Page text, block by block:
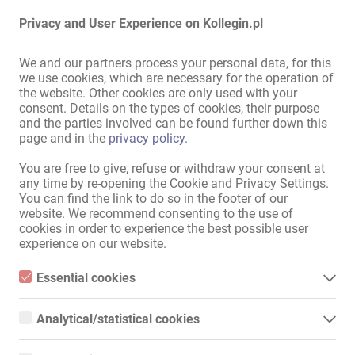
Privacy and User Experience on Kollegin.pl
We and our partners process your personal data, for this
we use cookies, which are necessary for the operation of
the website. Other cookies are only used with your
consent. Details on the types of cookies, their purpose
and the parties involved can be found further down this
page and in the privacy policy.
You are free to give, refuse or withdraw your consent at
any time by re-opening the Cookie and Privacy Settings.
You can find the link to do so in the footer of our
website. We recommend consenting to the use of
cookies in order to experience the best possible user
experience on our website.
Essential cookies
Essential cookies are all cookies necessary for the operation of
function properly without these cookies.
Analytical/statistical cookies
Analytical or statistical cookies are cookies that are used to
Usługi i ceny oferowane przez każdą kobietę nie są z góry ustalone i
są ustalane indywidualnie z jej klientami. Kobiety same decydują,
czy i komu świadczą swoje usługi.
Kobiety podlegają obowiązkom meldunkowym i niemieckim
początku umowy.
Czytaj dalej
Poleć swojej koleżance!